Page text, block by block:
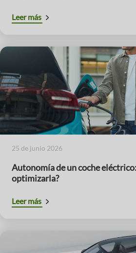
Leer más
25 de junio 2026
Autonomía de un coche
optimizarla?
Leer más